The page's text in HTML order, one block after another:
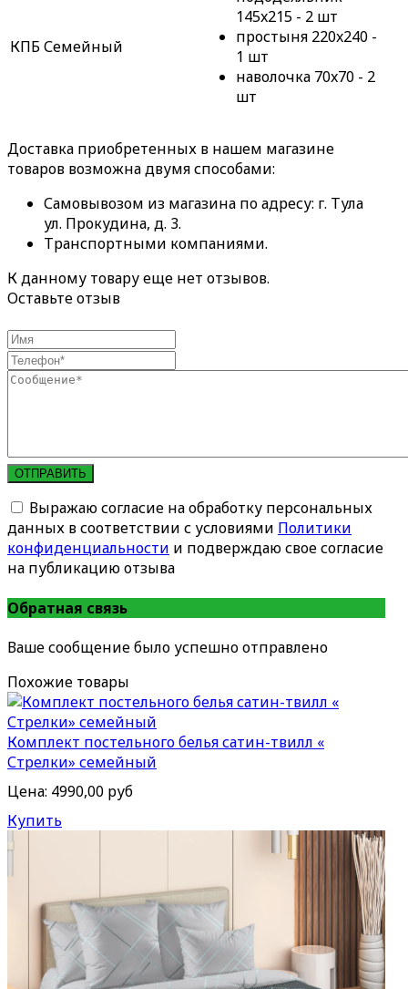
КПБ Семейный
145x215 - 2 шт
простыня 220x240 -
1 шт
наволочка 70x70 - 2
шт
Доставка приобретенных в нашем магазине
товаров возможна двумя способами:
Самовывозом из магазина по адресу: г. Тула
ул. Прокудина, д. 3.
Транспортными компаниями.
К данному товару еще нет отзывов.
Оставьте отзыв
ОТПРАВИТЬ
Выражаю согласие на обработку персональных
данных в соответствии с условиями Политики
конфиденциальности и подверждаю свое согласие
на публикацию отзыва
Обратная связь
Ваше сообщение было успешно отправлено
Похожие товары
Комплект постельного белья сатин-твилл «
Стрелки» семейный
Цена: 4990,00 руб
Купить